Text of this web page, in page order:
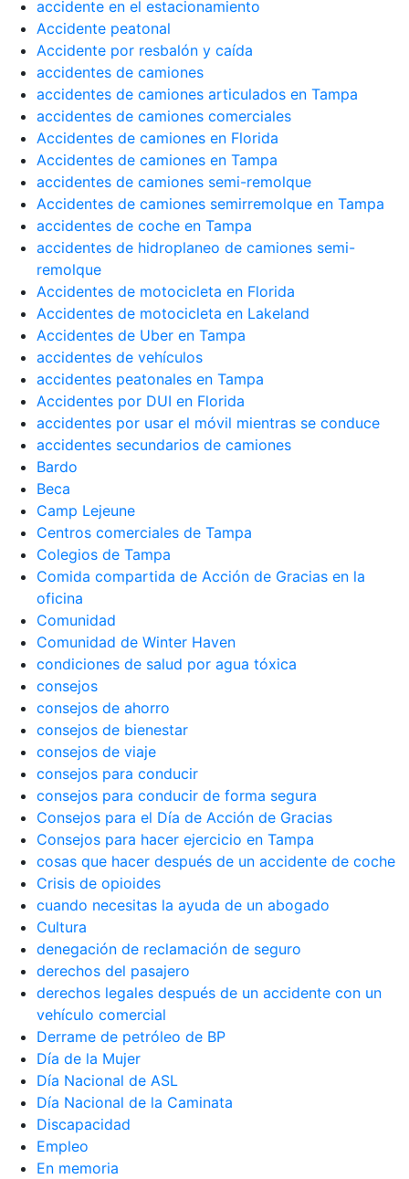
accidente en el estacionamiento
Accidente peatonal
Accidente por resbalón y caída
accidentes de camiones
accidentes de camiones articulados en Tampa
accidentes de camiones comerciales
Accidentes de camiones en Florida
Accidentes de camiones en Tampa
accidentes de camiones semi-remolque
Accidentes de camiones semirremolque en Tampa
accidentes de coche en Tampa
accidentes de hidroplaneo de camiones semi-
remolque
Accidentes de motocicleta en Florida
Accidentes de motocicleta en Lakeland
Accidentes de Uber en Tampa
accidentes de vehículos
accidentes peatonales en Tampa
Accidentes por DUI en Florida
accidentes por usar el móvil mientras se conduce
accidentes secundarios de camiones
Bardo
Beca
Camp Lejeune
Centros comerciales de Tampa
Colegios de Tampa
Comida compartida de Acción de Gracias en la
oficina
Comunidad
Comunidad de Winter Haven
condiciones de salud por agua tóxica
consejos
consejos de ahorro
consejos de bienestar
consejos de viaje
consejos para conducir
consejos para conducir de forma segura
Consejos para el Día de Acción de Gracias
Consejos para hacer ejercicio en Tampa
cosas que hacer después de un accidente de coche
Crisis de opioides
cuando necesitas la ayuda de un abogado
Cultura
denegación de reclamación de seguro
derechos del pasajero
derechos legales después de un accidente con un
vehículo comercial
Derrame de petróleo de BP
Día de la Mujer
Día Nacional de ASL
Día Nacional de la Caminata
Discapacidad
Empleo
En memoria